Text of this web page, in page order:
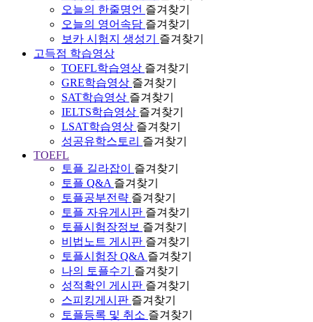
오늘의 한줄명언 즐겨찾기
오늘의 영어속담 즐겨찾기
보카 시험지 생성기
즐겨찾기
고득점 학습영상
TOEFL학습영상 즐겨찾기
GRE학습영상 즐겨찾기
SAT학습영상 즐겨찾기
IELTS학습영상 즐겨찾기
LSAT학습영상 즐겨찾기
성공유학스토리 즐겨찾기
TOEFL
토플 길라잡이
즐겨찾기
토플 Q&A 즐겨찾기
토플공부전략 즐겨찾기
토플 자유게시판 즐겨찾기
토플시험장정보 즐겨찾기
비법노트 게시판 즐겨찾기
토플시험장 Q&A 즐겨찾기
나의 토플수기
즐겨찾기
성적확인 게시판 즐겨찾기
스피킹게시판 즐겨찾기
토플등록 및 취소 즐겨찾기